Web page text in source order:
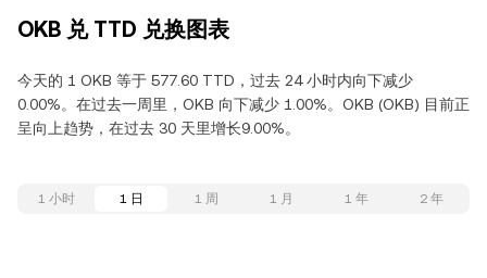
OKB 兑 TTD 兑换图表
今天的 1 OKB 等于 577.60 TTD，过去 24 小时内向下减少
0.00%。在过去一周里，OKB 向下减少 1.00%。OKB (OKB) 目前正
呈向上趋势，在过去 30 天里增长9.00%。
1 小时 1 日 1 周 1 月 1 年 2 年